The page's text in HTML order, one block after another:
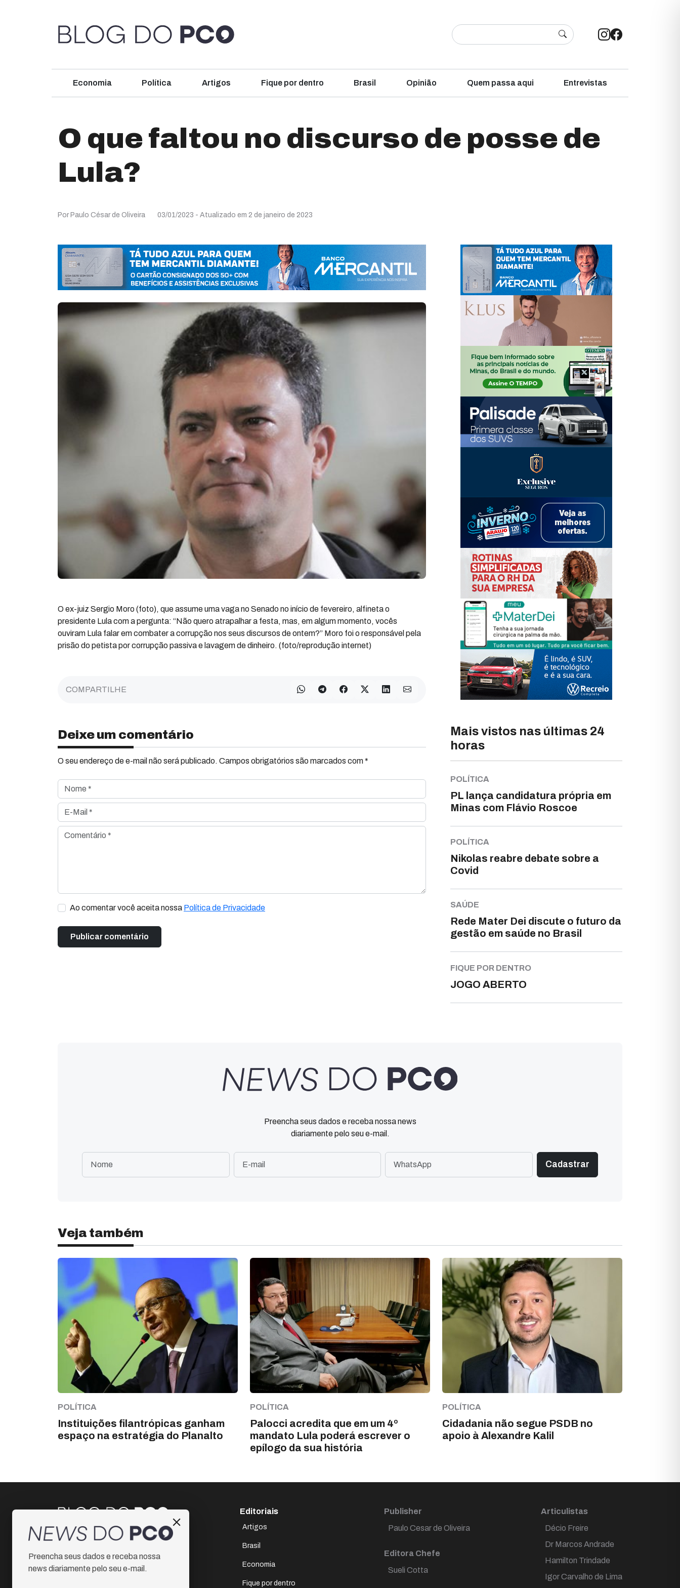
Economia Política Artigos Fique por dentro Brasil Opinião Quem passa aqui Entrevistas
O que faltou no discurso de posse de
Lula?
Por Paulo César de Oliveira 03/01/2023 - Atualizado em 2 de janeiro de 2023
O ex-juiz Sergio Moro (foto), que assume uma vaga no Senado no início de fevereiro, alfineta o
presidente Lula com a pergunta: “Não quero atrapalhar a festa, mas, em algum momento, vocês
ouviram Lula falar em combater a corrupção nos seus discursos de ontem?” Moro foi o responsável pela
prisão do petista por corrupção passiva e lavagem de dinheiro. (foto/reprodução internet)
COMPARTILHE
Deixe um comentário
O seu endereço de e-mail não será publicado. Campos obrigatórios são marcados com *
Nome *
E-Mail *
Comentário *
Ao comentar você aceita nossa Política de Privacidade
Mais vistos nas últimas 24
horas
POLÍTICA
PL lança candidatura própria em
Minas com Flávio Roscoe
POLÍTICA
Nikolas reabre debate sobre a
Covid
SAÚDE
Rede Mater Dei discute o futuro da
gestão em saúde no Brasil
FIQUE POR DENTRO
JOGO ABERTO
Preencha seus dados e receba nossa news
diariamente pelo seu e-mail.
Veja também
POLÍTICA
Instituições filantrópicas ganham
espaço na estratégia do Planalto
POLÍTICA
Palocci acredita que em um 4º
mandato Lula poderá escrever o
epílogo da sua história
POLÍTICA
Cidadania não segue PSDB no
apoio à Alexandre Kalil
Instagram
Facebook
Editoriais
Artigos
Brasil
Economia
Fique por dentro
Publisher
Paulo Cesar de Oliveira
Editora Chefe
Sueli Cotta
Articulistas
Décio Freire
Dr Marcos Andrade
Hamilton Trindade
Igor Carvalho de Lima
Preencha seus dados e receba nossa
news diariamente pelo seu e-mail.